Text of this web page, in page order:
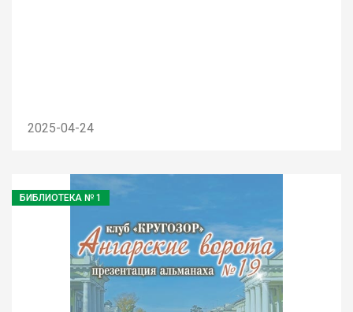
2025-04-24
БИБЛИОТЕКА № 1